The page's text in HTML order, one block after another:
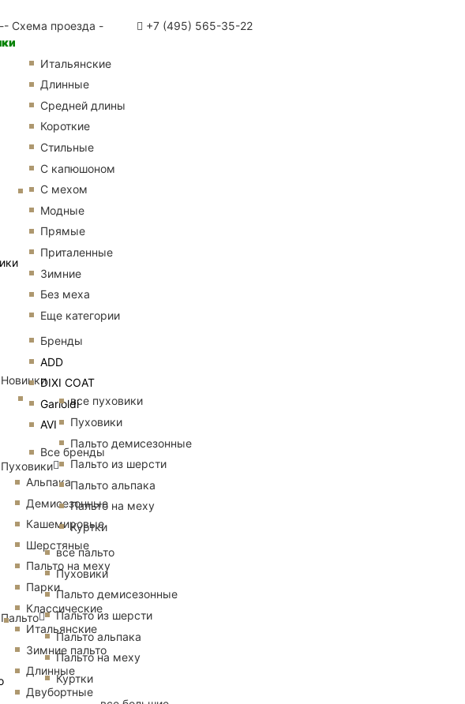
- Схема проезда - +7 (495) 565-35-22
Итальянские
Длинные
Средней длины
Короткие
Стильные
С капюшоном
С мехом
Модные
Прямые
Приталенные
Зимние
Без меха
Еще категории
Бренды
ADD
DIXI COAT
Garioldi
AVI
Все бренды
Альпака
Демисезонные
Кашемировые
Шерстяные
Пальто на меху
Парки
Классические
Итальянские
Зимние пальто
Длинные
Двубортные
Новинки
Пуховики
все пуховики
Пуховики
Пальто демисезонные
Пальто из шерсти
Пальто альпака
Пальто на меху
Куртки
Пальто
все пальто
Пуховики
Пальто демисезонные
Пальто из шерсти
Пальто альпака
Пальто на меху
Куртки